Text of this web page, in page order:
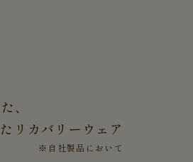
、
リカバリーウェア
※自社製品において